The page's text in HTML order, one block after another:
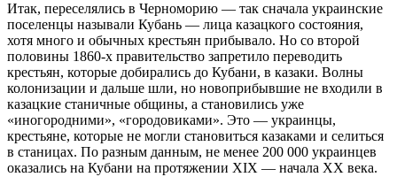
Итак, переселялись в Черноморию — так сначала украинские
поселенцы называли Кубань — лица казацкого состояния,
хотя много и обычных крестьян прибывало. Но со второй
половины 1860-х правительство запретило переводить
крестьян, которые добирались до Кубани, в казаки. Волны
колонизации и дальше шли, но новоприбывшие не входили в
казацкие станичные общины, а становились уже
«иногородними», «городовиками». Это — украинцы,
крестьяне, которые не могли становиться казаками и селиться
в станицах. По разным данным, не менее 200 000 украинцев
оказались на Кубани на протяжении XIX — начала ХХ века.